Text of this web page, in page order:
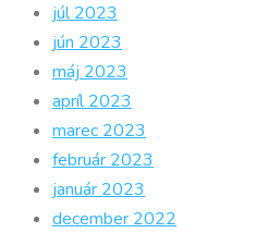
júl 2023
jún 2023
máj 2023
apríl 2023
marec 2023
február 2023
január 2023
december 2022